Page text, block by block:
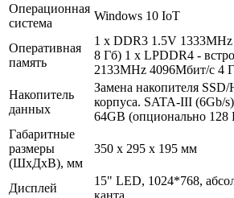
Операционная
система
Windows 10 IoT
Оперативная
память
1 х DDR3 1.5V
8 Гб) 1 х LPDDR4 -
2133MHz 4096Мбит/с 4
Накопитель
данных
Замена накопителя SSD/
корпуса. SATA-III (6Gb/
64GB (опционально 128
Габаритные
размеры
(ШхДхВ), мм
350 х 295 х 195 мм
Дисплей
15" LED, 1024*768,
канта